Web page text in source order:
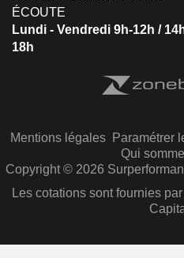
ÉCOUTE
Lundi - Vendredi 9h-12h /
18h
Mentions légales Paramétrer
Qui
Copyright © 2026
Les cotations sont fournies